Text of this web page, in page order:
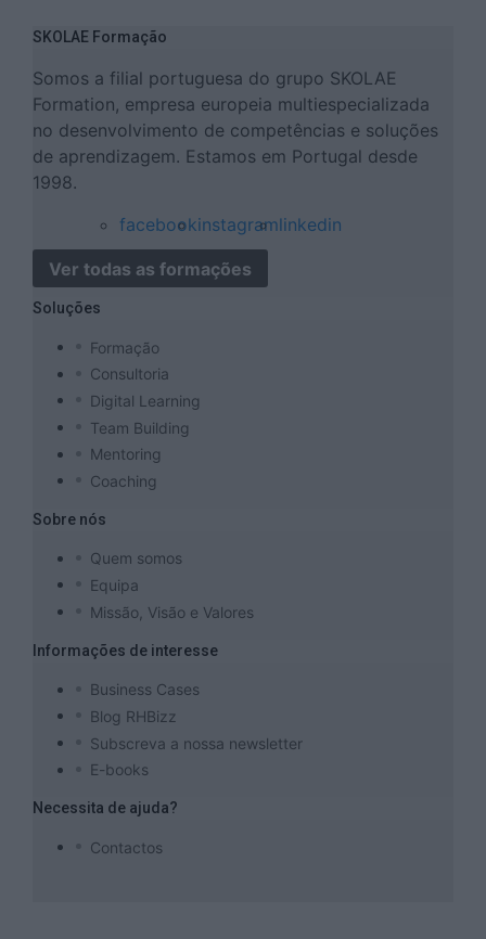
SKOLAE Formação
Somos a filial portuguesa do grupo SKOLAE
Formation, empresa europeia multiespecializada
no desenvolvimento de competências e soluções
de aprendizagem. Estamos em Portugal desde
1998.
facebookinstagramlinkedin
Ver todas as formações
Soluções
Formação
Consultoria
Digital Learning
Team Building
Mentoring
Coaching
Sobre nós
Quem somos
Equipa
Missão, Visão e Valores
Informações de interesse
Business Cases
Blog RHBizz
Subscreva a nossa newsletter
E-books
Necessita de ajuda?
Contactos